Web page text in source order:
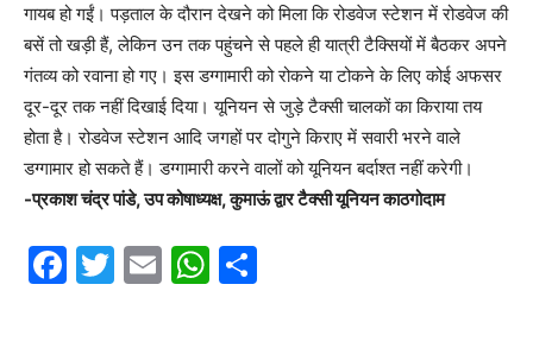
गायब हो गईं। पड़ताल के दौरान देखने को मिला कि रोडवेज स्टेशन में रोडवेज की
बसें तो खड़ी हैं, लेकिन उन तक पहुंचने से पहले ही यात्री टैक्सियों में बैठकर अपने
गंतव्य को रवाना हो गए। इस डग्गामारी को रोकने या टोकने के लिए कोई अफसर
दूर-दूर तक नहीं दिखाई दिया। यूनियन से जुड़े टैक्सी चालकों का किराया तय
होता है। रोडवेज स्टेशन आदि जगहों पर दोगुने किराए में सवारी भरने वाले
डग्गामार हो सकते हैं। डग्गामारी करने वालों को यूनियन बर्दाश्त नहीं करेगी।
-प्रकाश चंद्र पांडे, उप कोषाध्यक्ष, कुमाऊं द्वार टैक्सी यूनियन काठगोदाम
F
T
E
W